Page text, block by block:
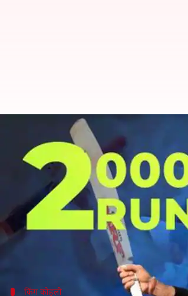
एकतरफा मैच में भारत ने
लेखन Neeraj Pandey Jun 27, 2019 10:23 pm
क्या है खबर?
विश्व कप 2019 के 34वें मुकाबले में भारत
पहले बल्लेबाजी करते हुए भारत ने
जवाब में बल्लेबाजी करने उतरी
किंग कोहली